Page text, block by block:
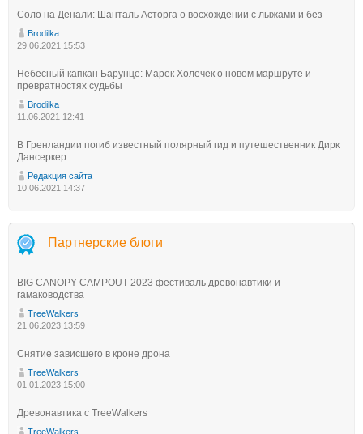
Соло на Денали: Шанталь Асторга о восхождении с лыжами и без
Brodilka
29.06.2021 15:53
Небесный капкан Барунце: Марек Холечек о новом маршруте и
превратностях судьбы
Brodilka
11.06.2021 12:41
В Гренландии погиб известный полярный гид и путешественник Дирк
Дансеркер
Редакция сайта
10.06.2021 14:37
Партнерские блоги
BIG CANOPY CAMPOUT 2023 фестиваль древонавтики и
гамаководства
TreeWalkers
21.06.2023 13:59
Снятие зависшего в кроне дрона
TreeWalkers
01.01.2023 15:00
Древонавтика с TreeWalkers
TreeWalkers